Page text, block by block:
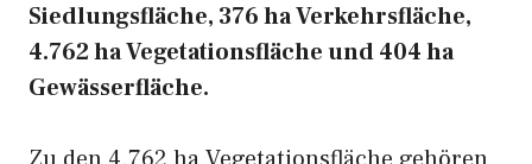
Siedlungsfläche, 376 ha Verkehrsfläche,
4.762 ha Vegetationsfläche und 404 ha
Gewässerfläche.